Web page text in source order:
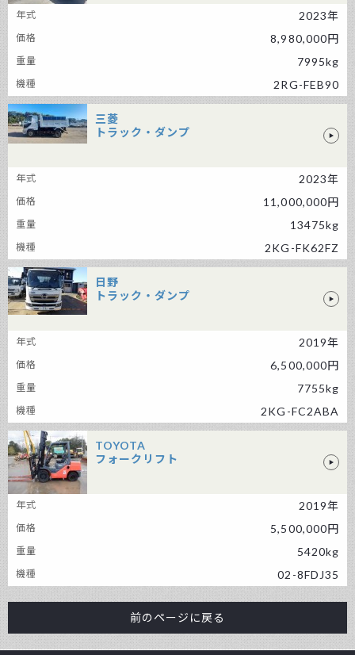
2023年
8,980,000円
7995kg
2RG-FEB90
三菱
トラック・ダンプ
2023年
11,000,000円
13475kg
2KG-FK62FZ
日野
トラック・ダンプ
2019年
6,500,000円
7755kg
2KG-FC2ABA
TOYOTA
フォークリフト
2019年
5,500,000円
5420kg
02-8FDJ35
前のページに戻る